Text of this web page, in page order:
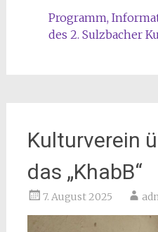
Programm,
des 2. Sulzbacher
Kulturverein
das „KhabB“
7. August 2025